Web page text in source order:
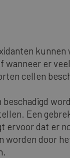
kunnen
wanneer er
cellen
beschadigd
Een
ervoor dat er
worden door